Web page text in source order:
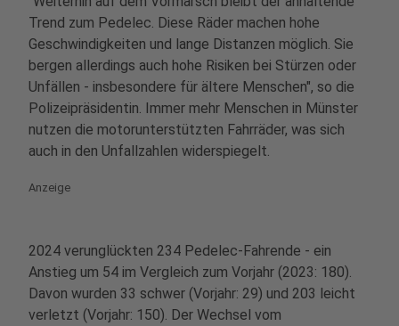
Trend zum Pedelec. Diese Räder machen hohe
Geschwindigkeiten und lange Distanzen möglich. Sie
bergen allerdings auch hohe Risiken bei Stürzen oder
Unfällen - insbesondere für ältere Menschen", so die
Polizeipräsidentin. Immer mehr Menschen in Münster
nutzen die motorunterstützten Fahrräder, was sich
auch in den Unfallzahlen widerspiegelt.
Anzeige
2024 verunglückten 234 Pedelec-Fahrende - ein
Anstieg um 54 im Vergleich zum Vorjahr (2023: 180).
Davon wurden 33 schwer (Vorjahr: 29) und 203 leicht
verletzt (Vorjahr: 150). Der Wechsel vom